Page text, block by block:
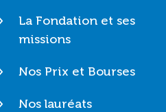
La Fondation et ses
missions
Nos Prix et Bourses
Nos lauréats